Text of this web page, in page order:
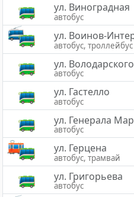
ул. Виноградная
автобус
ул. Воинов-
автобус, троллейбус
ул. Володарского
автобус
ул. Гастелло
автобус
ул. Генерала
автобус
ул. Герцена
автобус, трамвай
ул. Григорьева
автобус